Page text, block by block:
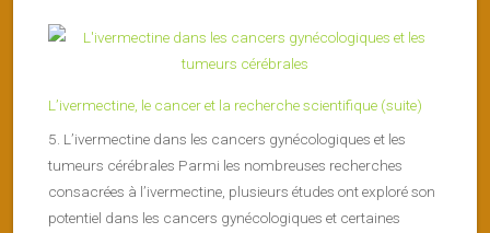
L’ivermectine, le cancer et la recherche scientifique (suite)
5. L’ivermectine dans les cancers gynécologiques et les
tumeurs cérébrales Parmi les nombreuses recherches
consacrées à l’ivermectine, plusieurs études ont exploré son
potentiel dans les cancers gynécologiques et certaines